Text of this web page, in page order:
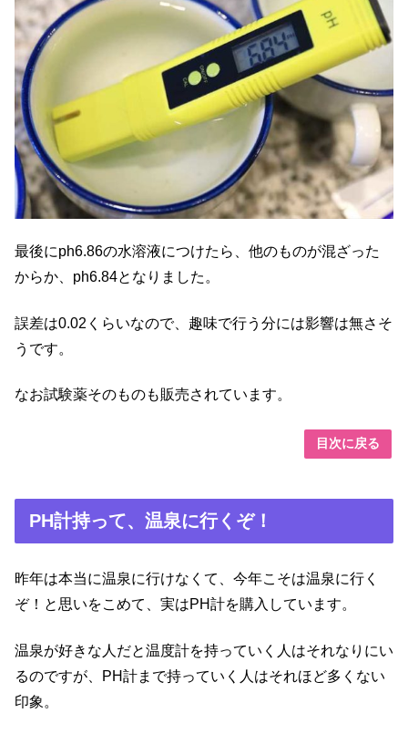
最後にph6.86の水溶液につけたら、他のものが混ざった
からか、ph6.84となりました。
誤差は0.02くらいなので、趣味で行う分には影響は無さそ
うです。
なお試験薬そのものも販売されています。
目次に戻る
PH計持って、温泉に行くぞ！
昨年は本当に温泉に行けなくて、今年こそは温泉に行く
ぞ！と思いをこめて、実はPH計を購入しています。
温泉が好きな人だと温度計を持っていく人はそれなりにい
るのですが、PH計まで持っていく人はそれほど多くない
印象。